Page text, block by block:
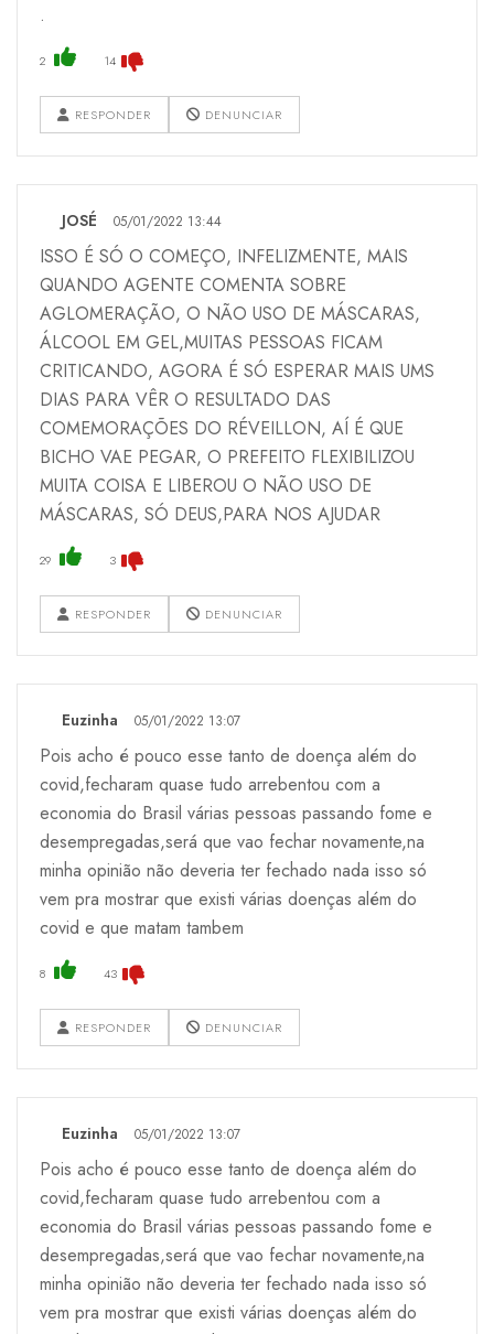
.
2 14
RESPONDER DENUNCIAR
JOSÉ 05/01/2022 13:44
ISSO É SÓ O COMEÇO, INFELIZMENTE, MAIS
QUANDO AGENTE COMENTA SOBRE
AGLOMERAÇÃO, O NÃO USO DE MÁSCARAS,
ÁLCOOL EM GEL,MUITAS PESSOAS FICAM
CRITICANDO, AGORA É SÓ ESPERAR MAIS UMS
DIAS PARA VÊR O RESULTADO DAS
COMEMORAÇÕES DO RÉVEILLON, AÍ É QUE
BICHO VAE PEGAR, O PREFEITO FLEXIBILIZOU
MUITA COISA E LIBEROU O NÃO USO DE
MÁSCARAS, SÓ DEUS,PARA NOS AJUDAR
29 3
RESPONDER DENUNCIAR
Euzinha 05/01/2022 13:07
Pois acho é pouco esse tanto de doença além do
covid,fecharam quase tudo arrebentou com a
economia do Brasil várias pessoas passando fome e
desempregadas,será que vao fechar novamente,na
minha opinião não deveria ter fechado nada isso só
vem pra mostrar que existi várias doenças além do
covid e que matam tambem
8 43
RESPONDER DENUNCIAR
Euzinha 05/01/2022 13:07
Pois acho é pouco esse tanto de doença além do
covid,fecharam quase tudo arrebentou com a
economia do Brasil várias pessoas passando fome e
desempregadas,será que vao fechar novamente,na
minha opinião não deveria ter fechado nada isso só
vem pra mostrar que existi várias doenças além do